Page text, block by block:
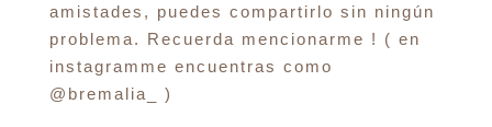
amistades, puedes compartirlo sin ningún
problema. Recuerda mencionarme ! ( en
instagramme encuentras como
@bremalia_ )